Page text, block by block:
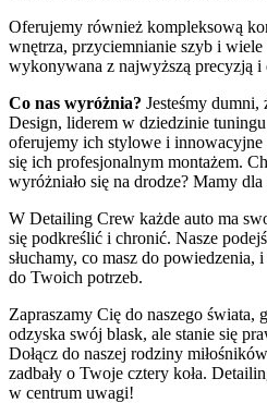
Oferujemy również kompleksową
wnętrza, przyciemnianie szyb i wiele
wykonywana z najwyższą precyzją i
Co nas wyróżnia? Jesteśmy dumni,
Design, liderem w dziedzinie
oferujemy ich stylowe i
się ich profesjonalnym montażem.
wyróżniało się na drodze? Mamy
W Detailing Crew każde auto ma
się podkreślić i chronić. Nasze
słuchamy, co masz do powiedzenia,
do Twoich potrzeb.
Zapraszamy Cię do naszego świata,
odzyska swój blask, ale stanie się
Dołącz do naszej rodziny
zadbały o Twoje cztery koła.
w centrum uwagi!